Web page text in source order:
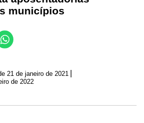
municípios
21 de janeiro de 2021
Atualizado em 25 de janeiro de 2022